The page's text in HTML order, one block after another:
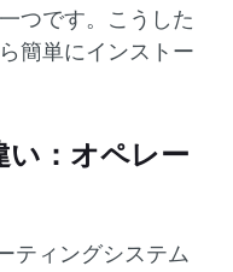
つです。こうした
簡単にインストー
い：オペレー
ティングシステム